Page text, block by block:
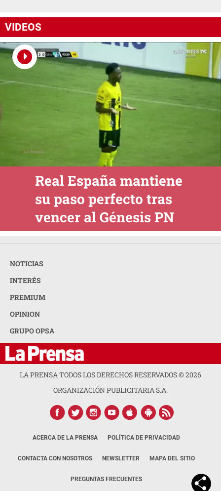
VIDEOS
Real España mantiene
su paso perfecto tras
vencer al Génesis PN
NOTICIAS
INTERÉS
PREMIUM
OPINION
GRUPO OPSA
LA PRENSA TODOS LOS DERECHOS RESERVADOS ©2026
ORGANIZACIÓN PUBLICITARIA S.A.
ACERCA DE LA PRENSA POLÍTICA DE PRIVACIDAD
CONTACTA CON NOSOTROS NEWSLETTER MAPA DEL SITIO
PREGUNTAS FRECUENTES